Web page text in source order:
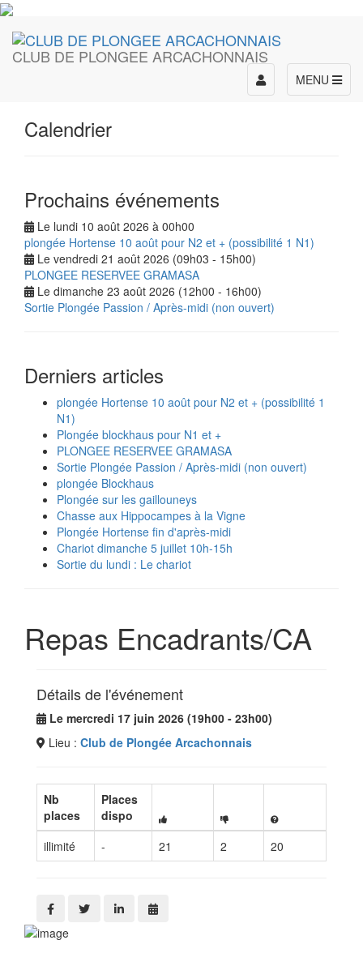
CLUB DE PLONGEE ARCACHONNAIS
MENU
Toggle
navigation
Calendrier
Prochains événements
Le lundi 10 août 2026 à 00h00
plongée Hortense 10 août pour N2 et + (possibilité 1 N1)
Le vendredi 21 août 2026 (09h03 - 15h00)
PLONGEE RESERVEE GRAMASA
Le dimanche 23 août 2026 (12h00 - 16h00)
Sortie Plongée Passion / Après-midi (non ouvert)
Derniers articles
plongée Hortense 10 août pour N2 et + (possibilité 1
N1)
Plongée blockhaus pour N1 et +
PLONGEE RESERVEE GRAMASA
Sortie Plongée Passion / Après-midi (non ouvert)
plongée Blockhaus
Plongée sur les gaillouneys
Chasse aux Hippocampes à la Vigne
Plongée Hortense fin d'après-midi
Chariot dimanche 5 juillet 10h-15h
Sortie du lundi : Le chariot
Repas Encadrants/CA
Détails de l'événement
Le mercredi 17 juin 2026 (19h00 - 23h00)
Lieu : Club de Plongée Arcachonnais
Nb
places
Places
dispo
illimité
- 21 2 20